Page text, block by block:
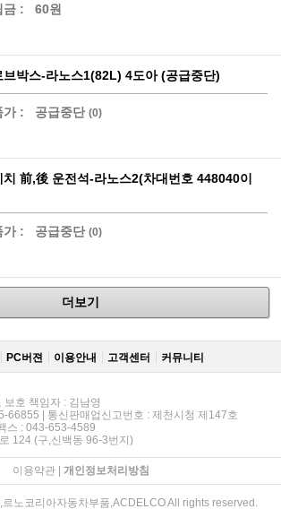
금 : 60원
브박스-라노스1(82L) 4도아 (공급중단)
가 : 공급중단 (0)
치 前,後 운전석-라노스2(차대번호 448040이
가 : 공급중단 (0)
더보기
PC버젼 이용안내 고객센터 커뮤니티
호 책임자 : 김남영
66855 | 통신판매업신고번호 : 제천시청 제147호
스 : 043-653-4589
124 (구,신백동 96-3번지)
이용약관| 개인정보처리방침
노코리아자동차부품,ACDELCO All rights reserved.